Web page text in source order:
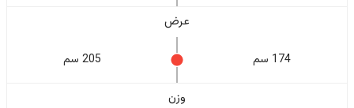
عرض
174 سم 205 سم
وزن